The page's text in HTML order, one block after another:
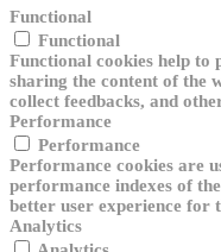
Functional
Functional
Functional cookies help
sharing the content of the
collect feedbacks, and
Performance
Performance
Performance cookies are
performance indexes of
better user experience for
Analytics